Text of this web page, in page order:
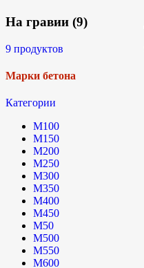
На гравии (9)
9 продуктов
Марки бетона
Категории
М100
М150
М200
М250
М300
М350
М400
М450
М50
М500
М550
М600